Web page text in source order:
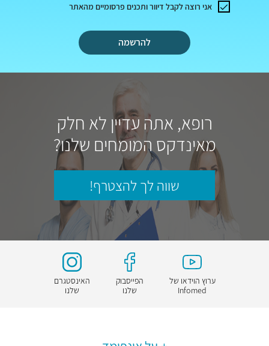
להרשמה
אני רוצה לקבל דיוור ותכנים פרסומיים מהאתר
רופא, אתה עדיין לא חלק
מאינדקס המומחים שלנו?
שווה לך להצטרף!
ערוץ הוידאו של
Infomed
הפייסבוק
שלנו
האינסטגרם
שלנו